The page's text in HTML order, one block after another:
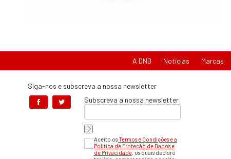
A DND Notícias Marcas
Siga-nos e subscreva a nossa newsletter
Subscreva a nossa newsletter
Aceito osTermos e Condições e a
Política de Proteção de Dados e
de Privacidade, os quais declaro